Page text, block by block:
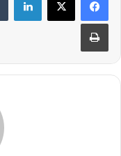
طباعة